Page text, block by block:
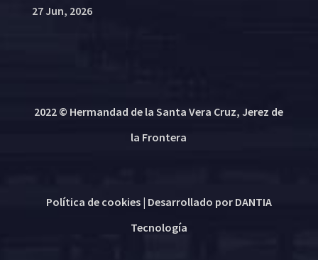
27 Jun, 2026
2022 © Hermandad de la Santa Vera Cruz, Jerez de
la Frontera
Política de cookies| Desarrollado por DANTIA
Tecnología